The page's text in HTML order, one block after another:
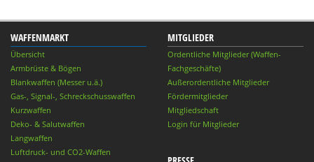
WAFFENMARKT
Übersicht
Armbrüste & Bögen
Blankwaffen (Messer u.ä.)
Gas-, Signal-, Schreckschusswaffen
Kurzwaffen
Deko- & Salutwaffen
Langwaffen
Luftdruck- und CO2-Waffen
MITGLIEDER
Ordentliche Mitglieder (Waffen-
Fachgeschäfte)
Außerordentliche Mitglieder
Fördermitglieder
Mitgliedschaft
Login für Mitglieder